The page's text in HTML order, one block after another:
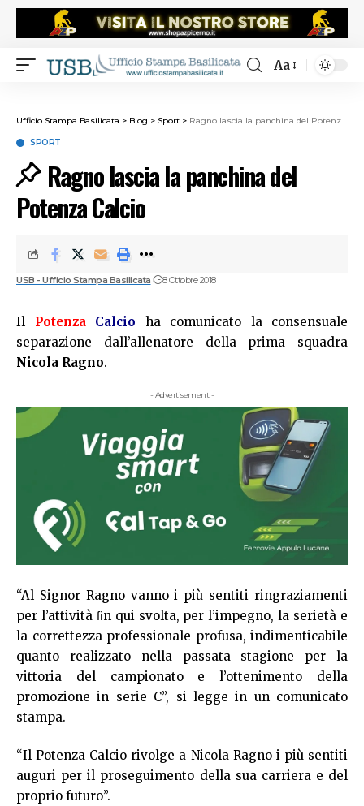
Aa
Ufficio Stampa Basilicata > Blog > Sport > Ragno lascia la panchina del Potenza Calcio
SPORT
Ragno lascia la panchina del
Potenza Calcio
USB - Ufficio Stampa Basilicata 8 Ottobre 2018
Il Potenza Calcio ha comunicato la consensuale
separazione dall’allenatore della prima squadra
Nicola Ragno.
- Advertisement -
“Al Signor Ragno vanno i più sentiti ringraziamenti
per l’attività ﬁn qui svolta, per l’impegno, la serietà e
la correttezza professionale profusa, indimenticabile
quanto realizzato nella passata stagione per la
vittoria del campionato e l’ottenimento della
promozione in serie C”, si legge in un comunicato
stampa.
“Il Potenza Calcio rivolge a Nicola Ragno i più sentiti
auguri per il proseguimento della sua carriera e del
proprio futuro”.